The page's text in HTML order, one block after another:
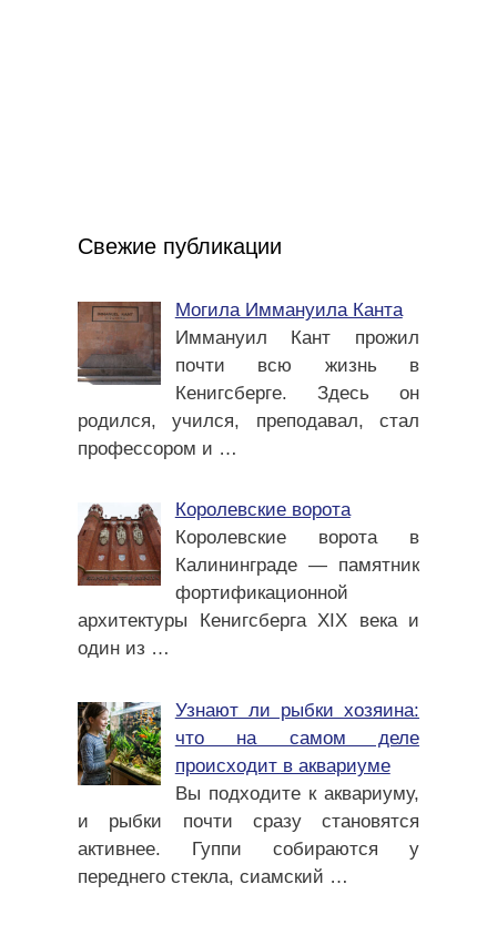
Свежие публикации
Могила Иммануила Канта
Иммануил Кант прожил
почти всю жизнь в
Кенигсберге. Здесь он
родился, учился, преподавал, стал
профессором и …
Королевские ворота
Королевские ворота в
Калининграде — памятник
фортификационной
архитектуры Кенигсберга XIX века и
один из …
Узнают ли рыбки хозяина:
что на самом деле
происходит в аквариуме
Вы подходите к аквариуму,
и рыбки почти сразу становятся
активнее. Гуппи собираются у
переднего стекла, сиамский …